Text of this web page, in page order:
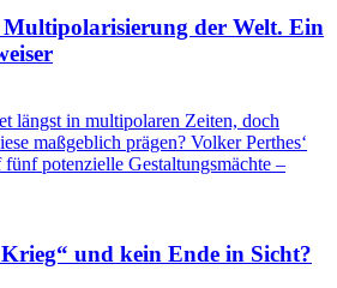
Multipolarisierung der Welt. Ein
längst in multipolaren Zeiten, doch
maßgeblich prägen? Volker Perthes‘
potenzielle Gestaltungsmächte –
und kein Ende in Sicht?